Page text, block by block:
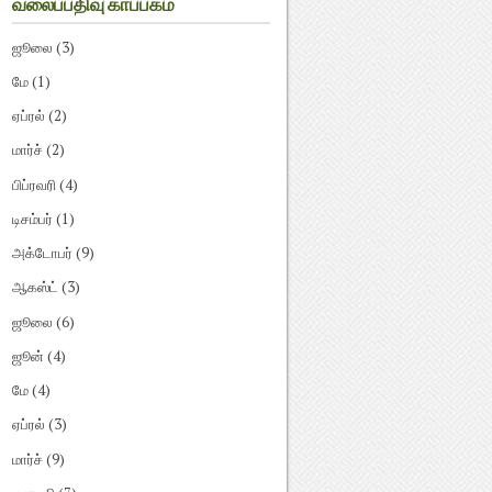
ஜூலை (3)
மே(1)
ஏப்ரல் (2)
மார்ச்(2)
பிப்ரவரி (4)
டிசம்பர் (1)
அக்டோபர் (9)
ஆகஸ்ட் (3)
ஜூலை (6)
ஜூன் (4)
மே(4)
ஏப்ரல் (3)
மார்ச்(9)